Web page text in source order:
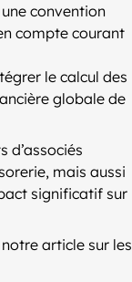
convention
compte courant
le calcul des
globale de
d’associés
mais aussi
significatif sur
article sur les